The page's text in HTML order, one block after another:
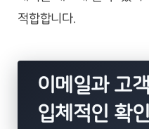
적합합니다.
이메일과 고
입체적인 확인